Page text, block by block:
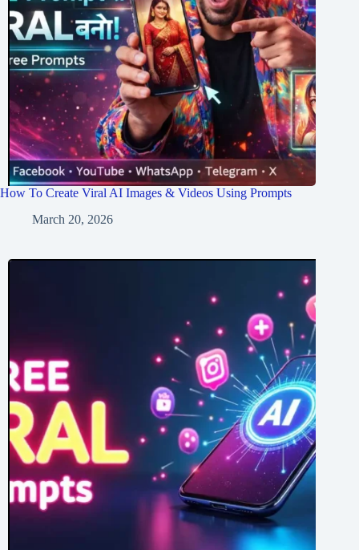
How To Create Viral AI Images & Videos Using Prompts
March 20, 2026